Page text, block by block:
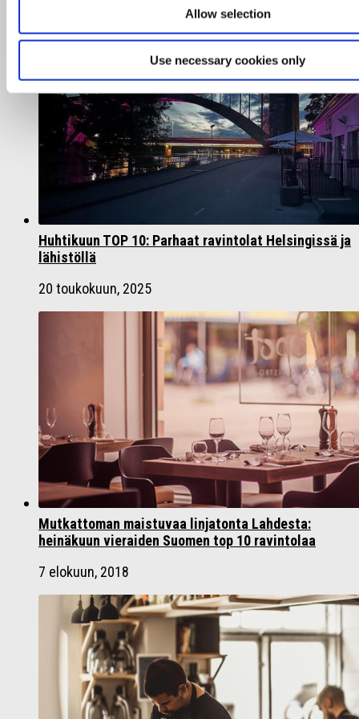
Allow selection
Use necessary cookies only
Huhtikuun TOP 10: Parhaat ravintolat Helsingissä ja
lähistöllä
20 toukokuun, 2025
Mutkattoman maistuvaa linjatonta Lahdesta:
heinäkuun vieraiden Suomen top 10 ravintolaa
7 elokuun, 2018